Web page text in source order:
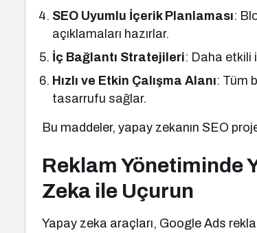
SEO Uyumlu İçerik Planlaması:
açıklamaları hazırlar.
İç Bağlantı Stratejileri: Daha etkili
Hızlı ve Etkin Çalışma Alanı: Tüm
tasarrufu sağlar.
Bu maddeler, yapay zekanın SEO
Reklam Yönetiminde
Zeka ile Uçurun
Yapay zeka araçları, Google Ads